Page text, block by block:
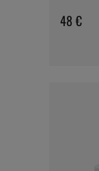
48 €